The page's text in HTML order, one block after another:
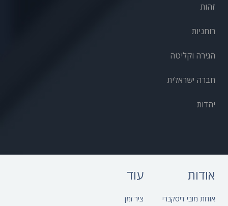
זהות
רוחניות
הגירה וקליטה
חברה ישראלית
יהדות
אודות
אודות מובי דיסקברי
עוד
ציר זמן